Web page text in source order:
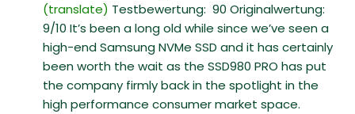
(translate) Testbewertung: 90 Originalwertung:
9/10 It’s been a long old while since we’ve seen a
high-end Samsung NVMe SSD and it has certainly
been worth the wait as the SSD980 PRO has put
the company firmly back in the spotlight in the
high performance consumer market space.